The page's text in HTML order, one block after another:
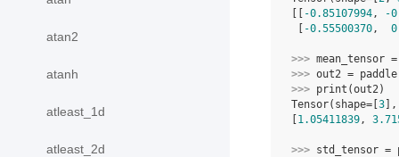
atan2
atanh
atleast_1d
atleast_2d
-0.85107994,
-
-0.55500370,
>>> mean_tensor =
>>> out2 = paddle
>>> print (out2)
Tensor(shape=[ 3
1.05411839,
>>> std_tensor =